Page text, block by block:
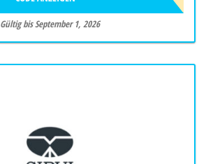
Gültig bis September 1, 2026